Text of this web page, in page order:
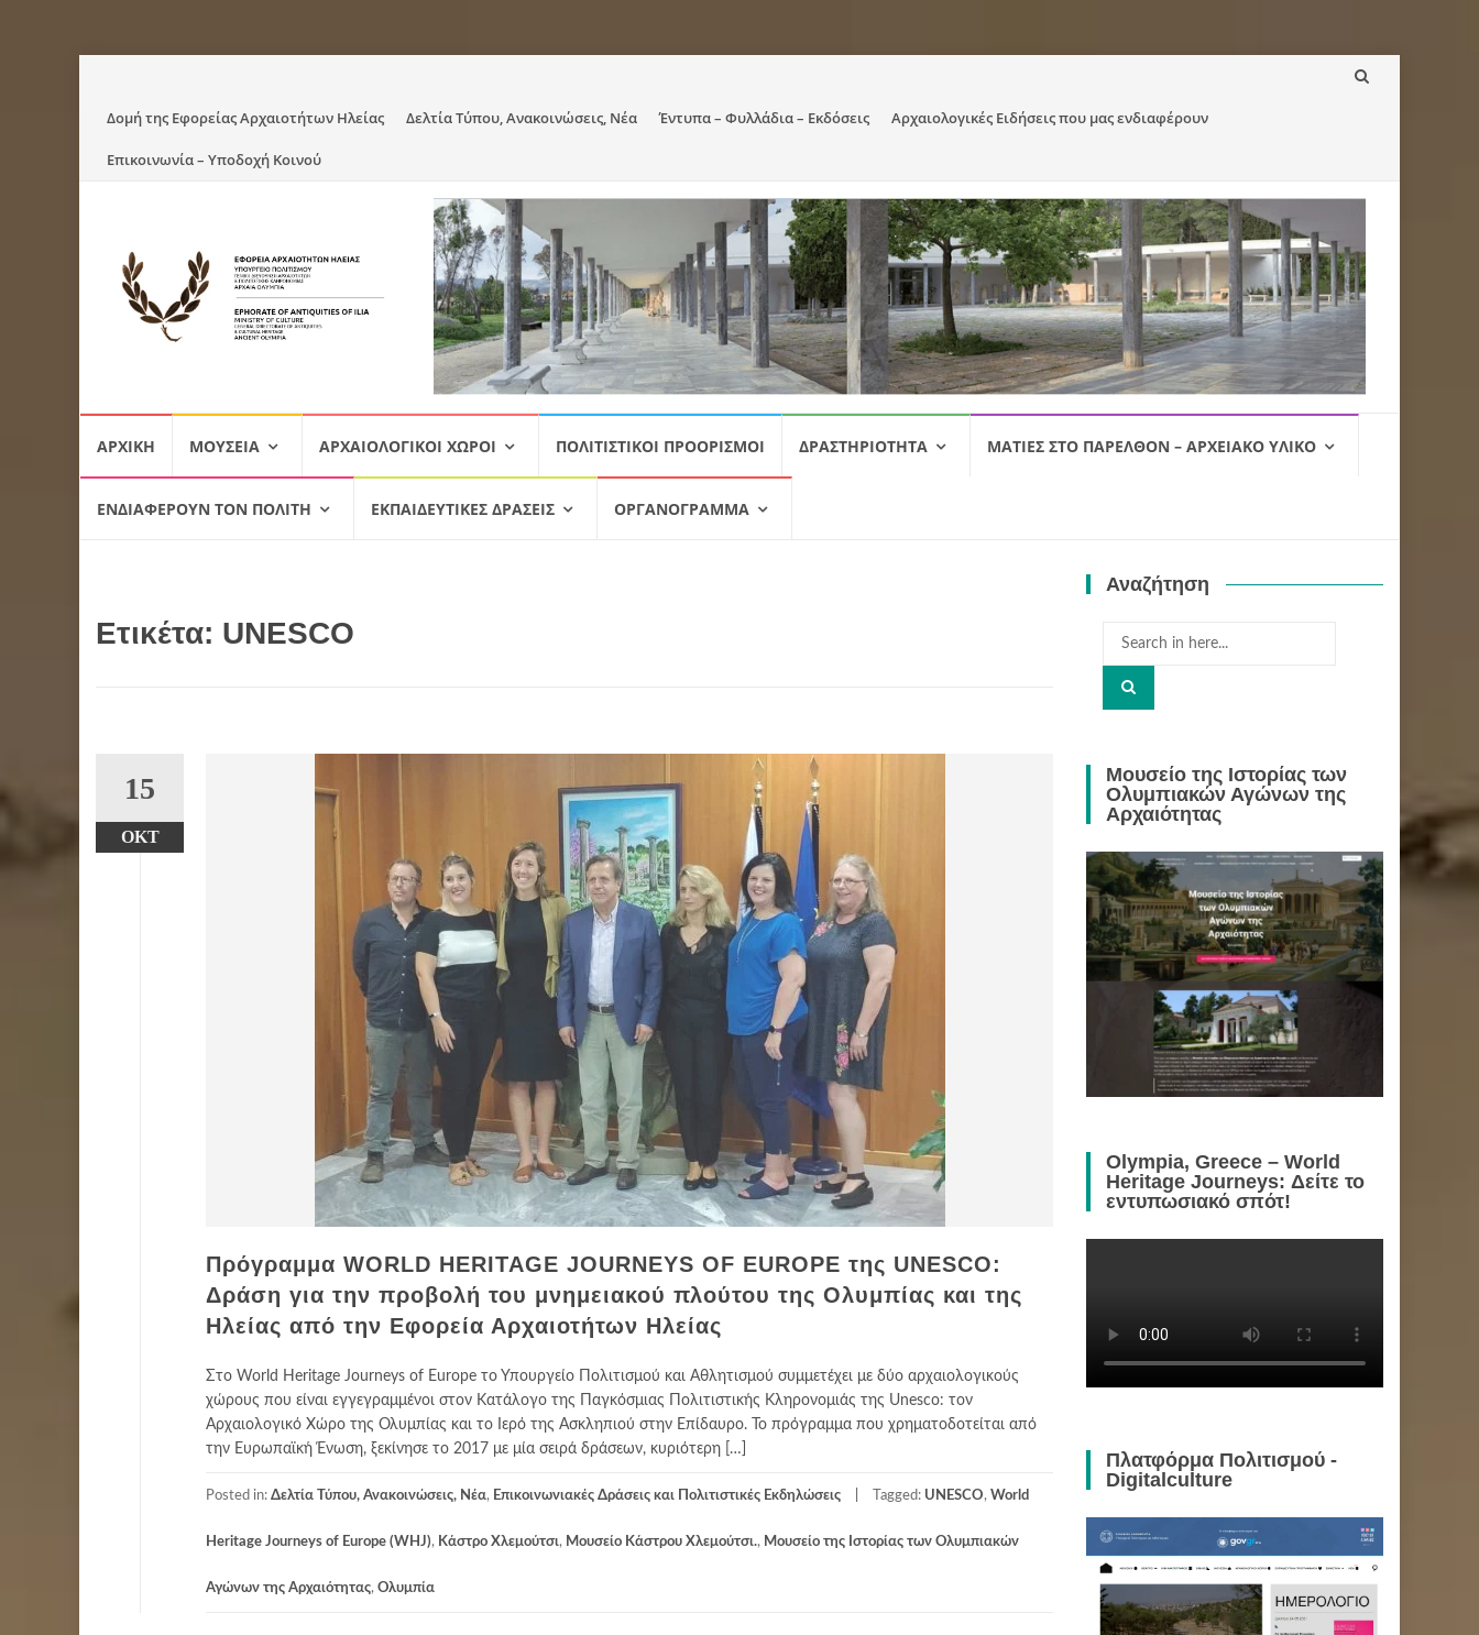
Skip
to
Δομή της Εφορείας Αρχαιοτήτων Ηλείας Δελτία Τύπου, Ανακοινώσεις, Νέα Έντυπα – Φυλλάδια – Εκδόσεις Αρχαιολογικές Ειδήσεις που μας ενδιαφέρουν
Επικοινωνία – Υποδοχή Κοινού
content
ΑΡΧΙΚΉ ΜΟΥΣΕΊΑ ΑΡΧΑΙΟΛΟΓΙΚΟΊ ΧΏΡΟΙ ΠΟΛΙΤΙΣΤΙΚΟΊ ΠΡΟΟΡΙΣΜΟΊ ΔΡΑΣΤΗΡΙΌΤΗΤΑ ΜΑΤΙΈΣ ΣΤΟ ΠΑΡΕΛΘΌΝ – ΑΡΧΕΙΑΚΌ ΥΛΙΚΌ
ΕΝΔΙΑΦΈΡΟΥΝ ΤΟΝ ΠΟΛΊΤΗ ΕΚΠΑΙΔΕΥΤΙΚΈΣ ΔΡΆΣΕΙΣ ΟΡΓΑΝΌΓΡΑΜΜΑ
Ετικέτα: UNESCO
15
ΟΚΤ
Πρόγραμμα WORLD HERITAGE JOURNEYS OF EUROPE της UNESCO:
Δράση για την προβολή του μνημειακού πλούτου της Ολυμπίας και της
Ηλείας από την Εφορεία Αρχαιοτήτων Ηλείας
Στο World Heritage Journeys of Europe το Υπουργείο Πολιτισμού και Αθλητισμού συμμετέχει με δύο αρχαιολογικούς
χώρους που είναι εγγεγραμμένοι στον Κατάλογο της Παγκόσμιας Πολιτιστικής Κληρονομιάς της Unesco: τον
Αρχαιολογικό Χώρο της Ολυμπίας και το Ιερό της Ασκληπιού στην Επίδαυρο. Το πρόγραμμα που χρηματοδοτείται από
την Ευρωπαϊκή Ένωση, ξεκίνησε το 2017 με μία σειρά δράσεων, κυριότερη […]
Posted in: Δελτία Τύπου, Ανακοινώσεις, Νέα, Επικοινωνιακές Δράσεις και Πολιτιστικές Εκδηλώσεις Tagged: UNESCO, World
Heritage Journeys of Europe (WHJ), Κάστρο Χλεμούτσι, Μουσείο Κάστρου Χλεμούτσι., Μουσείο της Ιστορίας των Ολυμπιακών
Αγώνων της Αρχαιότητας, Ολυμπία
Αναζήτηση
Search
Μουσείο της Ιστορίας των
Ολυμπιακών Αγώνων της
Αρχαιότητας
Olympia, Greece – World
Heritage Journeys: Δείτε το
εντυπωσιακό σπότ!
Πλατφόρμα Πολιτισμού -
Digitalculture